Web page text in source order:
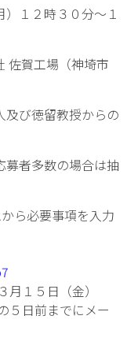
２時３０分～１
賀工場（神埼市
び徳留教授からの
者多数の場合は抽
ら必要事項を入力
日（金）
前までにメー